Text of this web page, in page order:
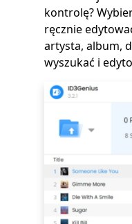
kontrolę?
ręcznie
artysta, album,
wyszukać i